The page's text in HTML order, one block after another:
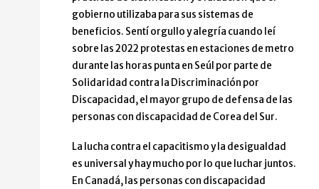
gobierno utilizaba para sus sistemas de
beneficios. Sentí orgullo y alegría cuando leí
sobre las 2022 protestas en estaciones de metro
durante las horas punta en Seúl por parte de
Solidaridad contra la Discriminación por
Discapacidad, el mayor grupo de defensa de las
personas con discapacidad de Corea del Sur.
La lucha contra el capacitismo y la desigualdad
es universal y hay mucho por lo que luchar juntos.
En Canadá, las personas con discapacidad